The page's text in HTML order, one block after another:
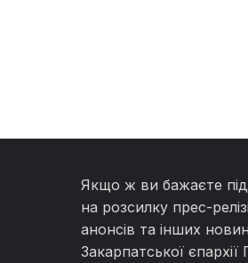
Якщо ж ви бажаєте
на розсилку прес-
анонсів та інших новин
Закарпатської